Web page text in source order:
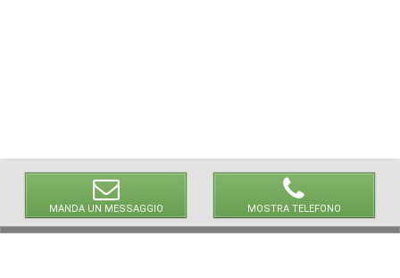
MANDA UN MESSAGGIO MOSTRA TELEFONO